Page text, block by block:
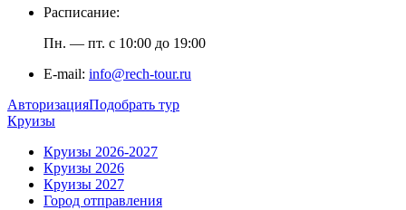
Расписание:
Пн. — пт. с 10:00 до 19:00
E-mail: info@rech-tour.ru
АвторизацияПодобрать тур
Круизы
Круизы 2026-2027
Круизы 2026
Круизы 2027
Город отправления